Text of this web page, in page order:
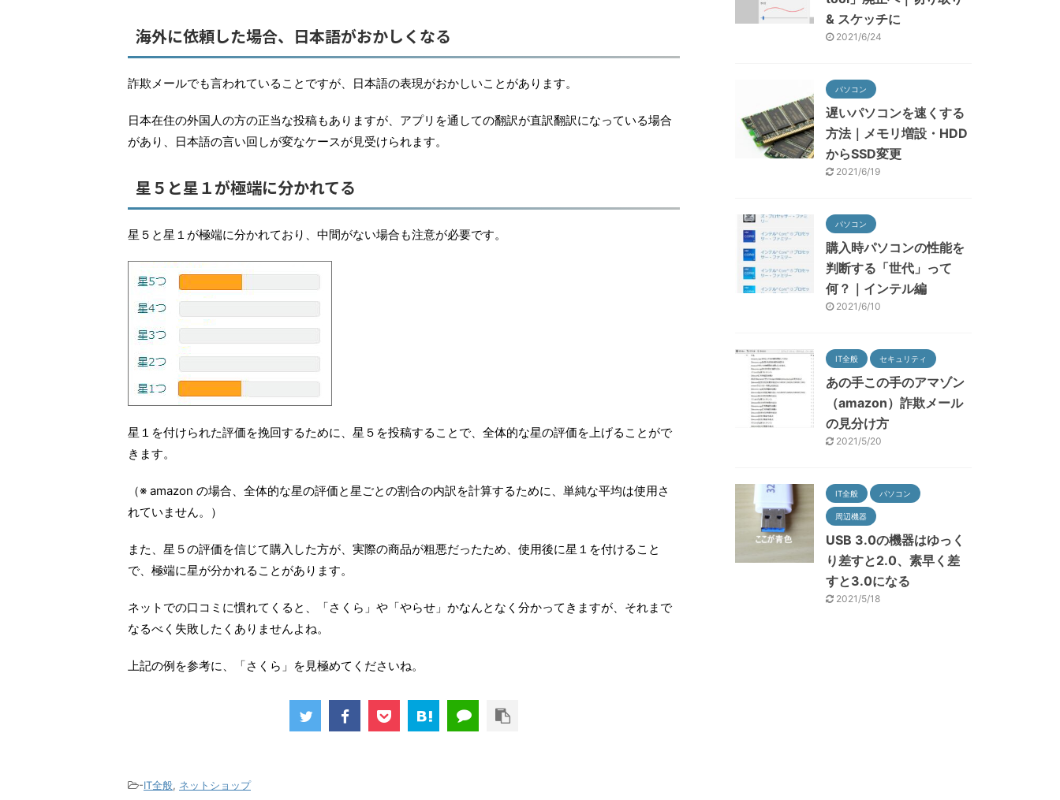
海外に依頼した場合、日本語がおかしくなる
詐欺メールでも言われていることですが、日本語の表現がおかしいことがあります。
日本在住の外国人の方の正当な投稿もありますが、アプリを通しての翻訳が直訳翻訳になっている場合
があり、日本語の言い回しが変なケースが見受けられます。
星５と星１が極端に分かれてる
星５と星１が極端に分かれており、中間がない場合も注意が必要です。
星１を付けられた評価を挽回するために、星５を投稿することで、全体的な星の評価を上げることがで
きます。
（※ amazon の場合、全体的な星の評価と星ごとの割合の内訳を計算するために、単純な平均は使用さ
れていません。）
また、星５の評価を信じて購入した方が、実際の商品が粗悪だったため、使用後に星１を付けること
で、極端に星が分かれることがあります。
ネットでの口コミに慣れてくると、「さくら」や「やらせ」かなんとなく分かってきますが、それまで
なるべく失敗したくありませんよね。
上記の例を参考に、「さくら」を見極めてくださいね。
-IT全般, ネットショップ
& スケッチに
2021/6/24
パソコン
遅いパソコンを速くする
方法｜メモリ増設・HDD
からSSD変更
2021/6/19
パソコン
購入時パソコンの性能を
判断する「世代」って
何？｜インテル編
2021/6/10
IT全般 セキュリティ
あの手この手のアマゾン
（amazon）詐欺メール
の見分け方
2021/5/20
IT全般 パソコン
周辺機器
USB 3.0の機器はゆっく
り差すと2.0、素早く差
すと3.0になる
2021/5/18